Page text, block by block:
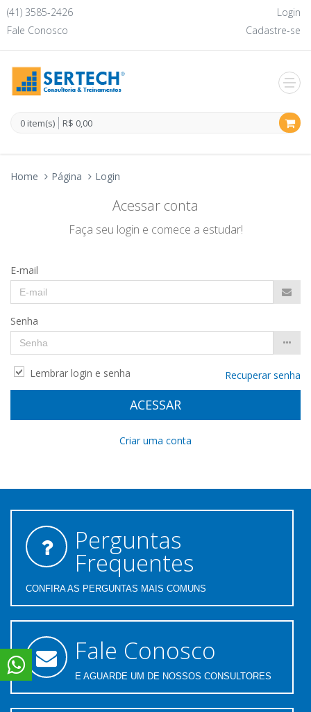
(41) 3585-2426
Fale Conosco
Login
Cadastre-se
0 item(s) R$ 0,00
Home Página Login
Acessar conta
Faça seu login e comece a estudar!
E-mail
Senha
Lembrar login e senha Recuperar senha
ACESSAR
Criar uma conta
Perguntas
Frequentes
CONFIRA AS PERGUNTAS MAIS COMUNS
Fale Conosco
E AGUARDE UM DE NOSSOS CONSULTORES